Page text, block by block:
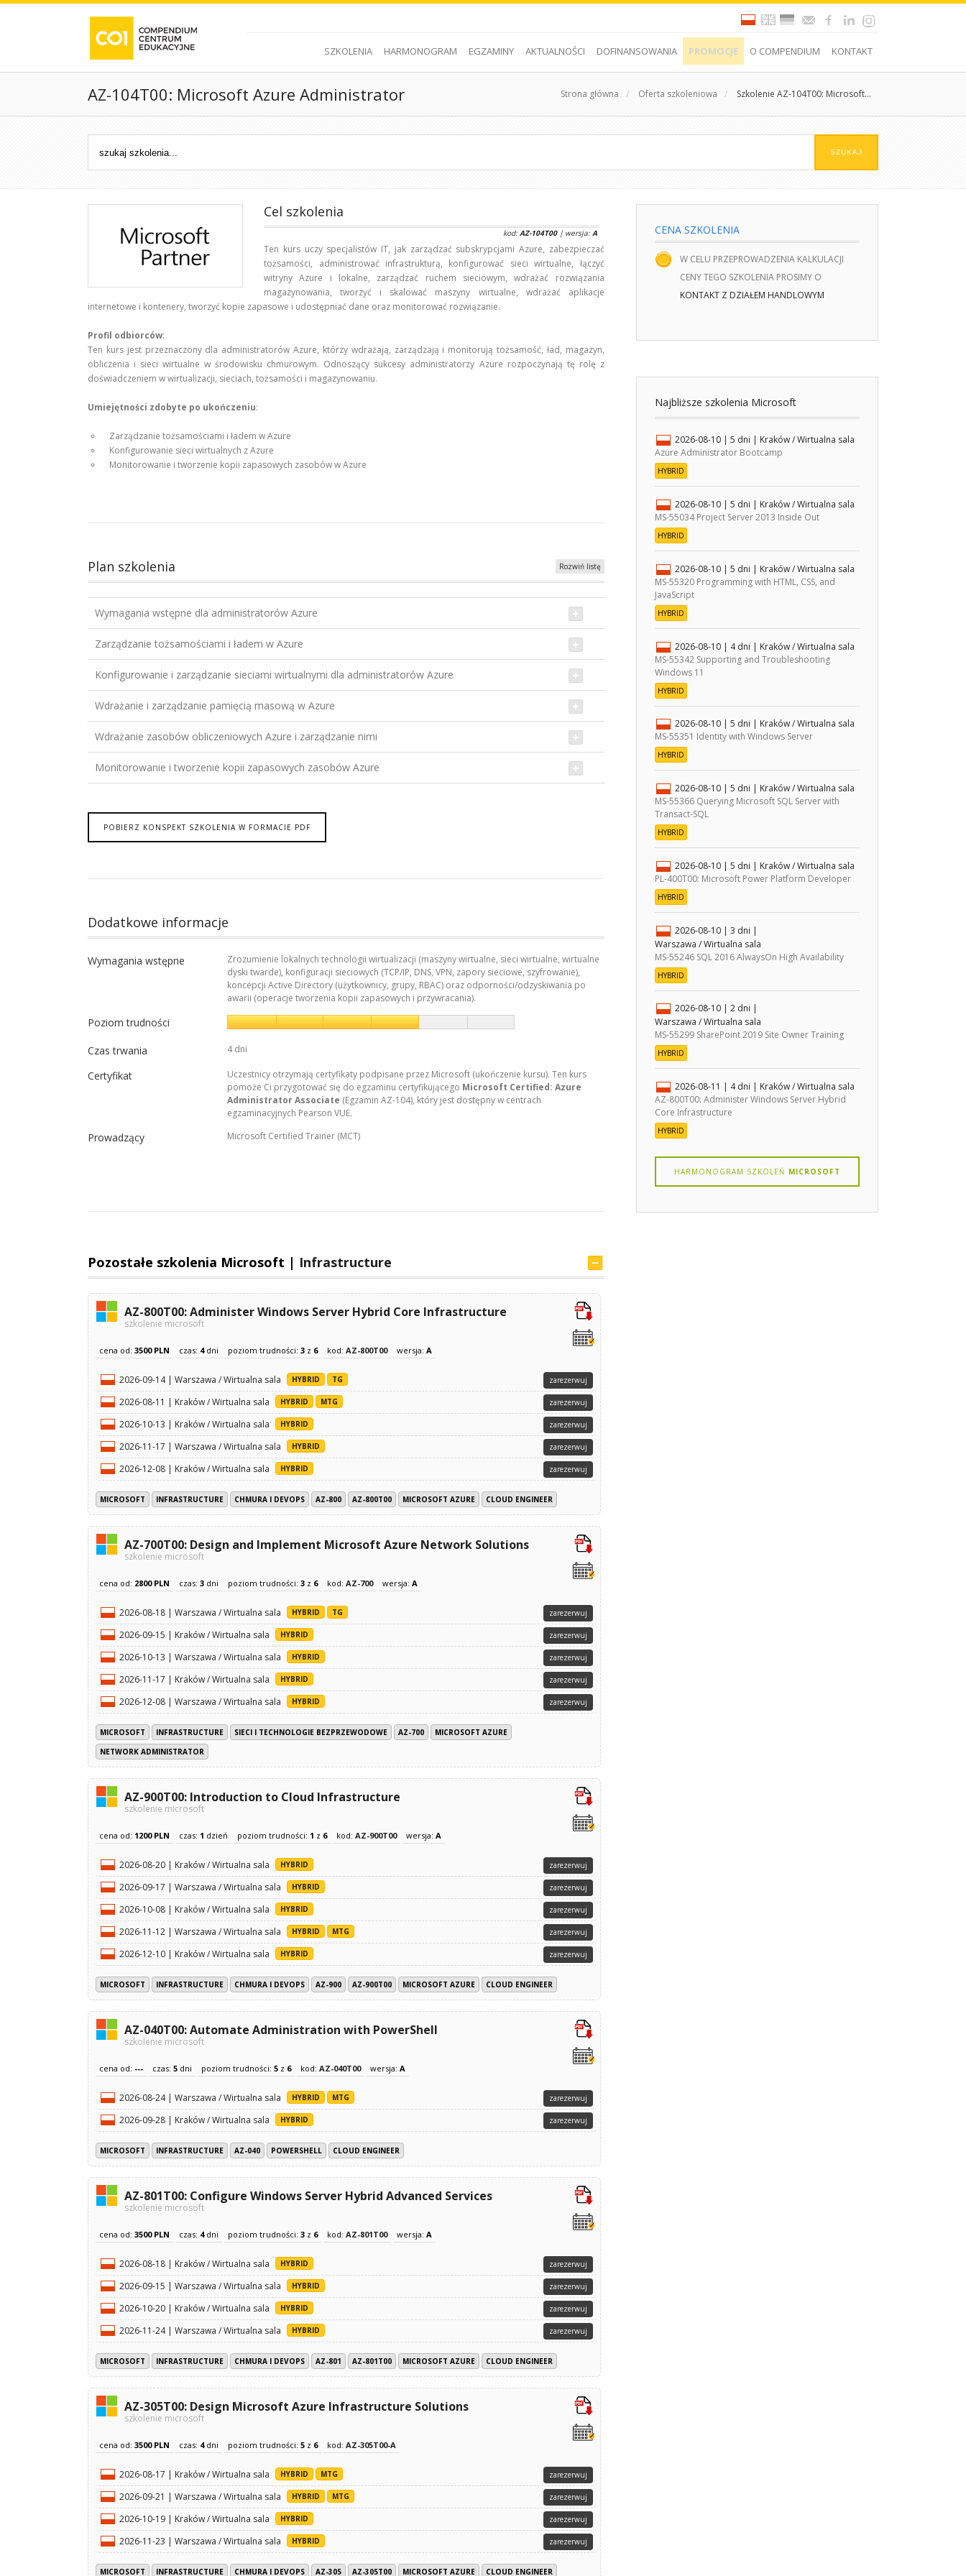
SZKOLENIA HARMONOGRAM EGZAMINY AKTUALNOŚCI DOFINANSOWANIA PROMOCJE O COMPENDIUM KONTAKT
AZ-104T00: Microsoft Azure Administrator Strona główna / Oferta szkoleniowa / Szkolenie AZ-104T00: Microsoft...
Cel szkolenia
kod: AZ-104T00| wersja: A
Ten kurs uczy specjalistów IT, jak zarządzać subskrypcjami Azure, zabezpieczać
tożsamości, administrować infrastrukturą, konfigurować sieci wirtualne, łączyć
witryny Azure i lokalne, zarządzać ruchem sieciowym, wdrażać rozwiązania
magazynowania, tworzyć i skalować maszyny wirtualne, wdrażać aplikacje
internetowe i kontenery, tworzyć kopie zapasowe i udostępniać dane oraz monitorować rozwiązanie.
Profil odbiorców:
Ten kurs jest przeznaczony dla administratorów Azure, którzy wdrażają, zarządzają i monitorują tożsamość, ład, magazyn,
obliczenia i sieci wirtualne w środowisku chmurowym. Odnoszący sukcesy administratorzy Azure rozpoczynają tę rolę z
doświadczeniem w wirtualizacji, sieciach, tożsamości i magazynowaniu.
Umiejętności zdobyte po ukończeniu:
Zarządzanie tożsamościami i ładem w Azure
Konfigurowanie sieci wirtualnych z Azure
Monitorowanie i tworzenie kopii zapasowych zasobów w Azure
Plan szkolenia Rozwiń listę
Wymagania wstępne dla administratorów Azure
Zarządzanie tożsamościami i ładem w Azure
Konfigurowanie i zarządzanie sieciami wirtualnymi dla administratorów Azure
Wdrażanie i zarządzanie pamięcią masową w Azure
Wdrażanie zasobów obliczeniowych Azure i zarządzanie nimi
Monitorowanie i tworzenie kopii zapasowych zasobów Azure
POBIERZ KONSPEKT SZKOLENIA W FORMACIE PDF
Dodatkowe informacje
Wymagania wstępne
Zrozumienie lokalnych technologii wirtualizacji (maszyny wirtualne, sieci wirtualne, wirtualne
dyski twarde), konfiguracji sieciowych (TCP/IP, DNS, VPN, zapory sieciowe, szyfrowanie),
koncepcji Active Directory (użytkownicy, grupy, RBAC) oraz odporności/odzyskiwania po
awarii (operacje tworzenia kopii zapasowych i przywracania).
Poziom trudności
Czas trwania 4 dni
Certyfikat
Uczestnicy otrzymają certyfikaty podpisane przez Microsoft (ukończenie kursu). Ten kurs
pomoże Ci przygotować się do egzaminu certyfikującego Microsoft Certified: Azure
Administrator Associate (Egzamin AZ-104), który jest dostępny w centrach
egzaminacyjnych Pearson VUE.
Prowadzący Microsoft Certified Trainer (MCT)
Pozostałe szkolenia Microsoft | Infrastructure
AZ-800T00: Administer Windows Server Hybrid Core Infrastructure
szkolenie microsoft
cena od: 3500 PLN czas: 4dni poziom trudności: 3 z 6 kod: AZ-800T00 wersja: A
2026-09-14 | Warszawa / Wirtualna sala HYBRID TG zarezerwuj
2026-08-11 | Kraków / Wirtualna sala HYBRID MTG zarezerwuj
2026-10-13 | Kraków / Wirtualna sala HYBRID zarezerwuj
2026-11-17 | Warszawa / Wirtualna sala HYBRID zarezerwuj
2026-12-08 | Kraków / Wirtualna sala HYBRID zarezerwuj
MICROSOFT INFRASTRUCTURE CHMURA I DEVOPS AZ-800 AZ-800T00 MICROSOFT AZURE CLOUD ENGINEER
AZ-700T00: Design and Implement Microsoft Azure Network Solutions
szkolenie microsoft
cena od: 2800 PLN czas: 3 dni poziom trudności: 3 z 6 kod: AZ-700 wersja: A
2026-08-18 | Warszawa / Wirtualna sala HYBRID TG zarezerwuj
2026-09-15 | Kraków / Wirtualna sala HYBRID zarezerwuj
2026-10-13 | Warszawa / Wirtualna sala HYBRID zarezerwuj
2026-11-17 | Kraków / Wirtualna sala HYBRID zarezerwuj
2026-12-08 | Warszawa / Wirtualna sala HYBRID zarezerwuj
MICROSOFT INFRASTRUCTURE SIECI I TECHNOLOGIE BEZPRZEWODOWE AZ-700
MICROSOFT AZURE
NETWORK ADMINISTRATOR
AZ-900T00: Introduction to Cloud Infrastructure
szkolenie microsoft
cena od: 1200 PLN czas: 1 dzień poziom trudności: 1 z 6 kod: AZ-900T00 wersja: A
2026-08-20 | Kraków / Wirtualna sala HYBRID zarezerwuj
2026-09-17 | Warszawa / Wirtualna sala HYBRID zarezerwuj
2026-10-08 | Kraków / Wirtualna sala HYBRID zarezerwuj
2026-11-12 | Warszawa / Wirtualna sala HYBRID MTG zarezerwuj
2026-12-10 | Kraków / Wirtualna sala HYBRID zarezerwuj
MICROSOFT INFRASTRUCTURE CHMURA I DEVOPS AZ-900 AZ-900T00 MICROSOFT AZURE CLOUD ENGINEER
AZ-040T00: Automate Administration with PowerShell
szkolenie microsoft
cena od: --- czas: 5 dni poziom trudności: 5 z 6 kod: AZ-040T00 wersja: A
2026-08-24 | Warszawa / Wirtualna sala HYBRID MTG zarezerwuj
2026-09-28 | Kraków / Wirtualna sala HYBRID zarezerwuj
MICROSOFT INFRASTRUCTURE AZ-040 POWERSHELL CLOUD ENGINEER
AZ-801T00: Configure Windows Server Hybrid Advanced Services
szkolenie microsoft
cena od: 3500 PLN czas: 4dni poziom trudności: 3 z 6 kod: AZ-801T00 wersja: A
2026-08-18 | Kraków / Wirtualna sala HYBRID zarezerwuj
2026-09-15 | Warszawa / Wirtualna sala HYBRID zarezerwuj
2026-10-20 | Kraków / Wirtualna sala HYBRID zarezerwuj
2026-11-24 | Warszawa / Wirtualna sala HYBRID zarezerwuj
MICROSOFT INFRASTRUCTURE CHMURA I DEVOPS AZ-801 AZ-801T00 MICROSOFT AZURE CLOUD ENGINEER
AZ-305T00: Design Microsoft Azure Infrastructure Solutions
szkolenie microsoft
cena od: 3500 PLN czas: 4dni poziom trudności: 5 z 6 kod: AZ-305T00-A
2026-08-17 | Kraków / Wirtualna sala HYBRID MTG zarezerwuj
2026-09-21 | Warszawa / Wirtualna sala HYBRID MTG zarezerwuj
2026-10-19 | Kraków / Wirtualna sala HYBRID zarezerwuj
2026-11-23 | Warszawa / Wirtualna sala HYBRID zarezerwuj
MICROSOFT INFRASTRUCTURE CHMURA I DEVOPS AZ-305 AZ-305T00 MICROSOFT AZURE CLOUD ENGINEER
CENA SZKOLENIA
W CELU PRZEPROWADZENIA KALKULACJI
CENY TEGO SZKOLENIA PROSIMY O
KONTAKT Z DZIAŁEM HANDLOWYM
Najbliższe szkolenia Microsoft
2026-08-10 | 5 dni | Kraków / Wirtualna sala
Azure Administrator Bootcamp
HYBRID
2026-08-10 | 5 dni | Kraków / Wirtualna sala
MS-55034 Project Server 2013 Inside Out
HYBRID
2026-08-10 | 5 dni | Kraków / Wirtualna sala
MS-55320 Programming with HTML, CSS, and
JavaScript
HYBRID
2026-08-10 | 4 dni | Kraków / Wirtualna sala
MS-55342 Supporting and Troubleshooting
Windows 11
HYBRID
2026-08-10 | 5 dni | Kraków / Wirtualna sala
MS-55351 Identity with Windows Server
HYBRID
2026-08-10 | 5 dni | Kraków / Wirtualna sala
MS-55366 Querying Microsoft SQL Server with
Transact-SQL
HYBRID
2026-08-10 | 5 dni | Kraków / Wirtualna sala
PL-400T00: Microsoft Power Platform Developer
HYBRID
2026-08-10 | 3 dni |
Warszawa / Wirtualna sala
MS-55246 SQL 2016 AlwaysOn High Availability
HYBRID
2026-08-10 | 2 dni |
Warszawa / Wirtualna sala
MS-55299 SharePoint 2019 Site Owner Training
HYBRID
2026-08-11 | 4 dni | Kraków / Wirtualna sala
AZ-800T00: Administer Windows Server Hybrid
Core Infrastructure
HYBRID
HARMONOGRAM SZKOLEŃ MICROSOFT